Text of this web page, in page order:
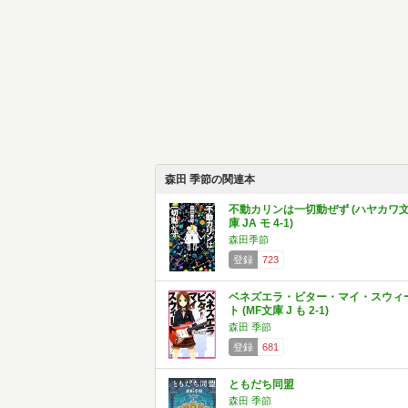
森田 季節の関連本
不動カリンは一切動ぜず (ハヤカワ
庫 JA モ 4-1)
森田季節
登録
723
ベネズエラ・ビター・マイ・スウィ
ト (MF文庫 J も 2-1)
森田 季節
登録
681
ともだち同盟
森田 季節